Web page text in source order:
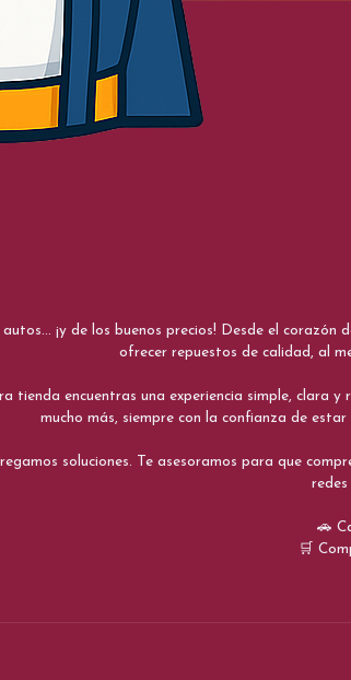
¡y de los buenos precios! Desde el
ofrecer repuestos de calidad, al
tienda encuentras una experiencia simple, clara
mucho más, siempre con la confianza de
soluciones. Te asesoramos para que
🚗
🛒